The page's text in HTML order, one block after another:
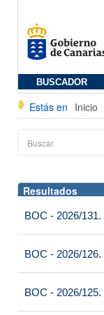
BUSCADOR
Estás en Inicio
Resultados
BOC - 2026/
BOC - 2026/
BOC - 2026/